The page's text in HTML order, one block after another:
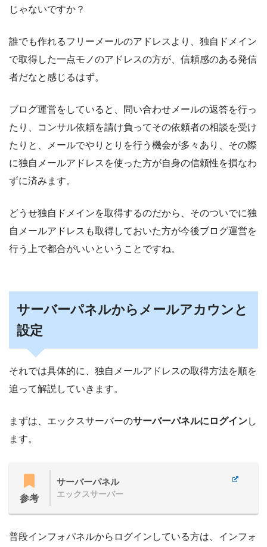
じゃないですか？
誰でも作れるフリーメールのアドレスより、独自ドメイン
で取得した一点モノのアドレスの方が、信頼感のある発信
者だなと感じるはず。
ブログ運営をしていると、問い合わせメールの返答を行っ
たり、コンサル依頼を請け負ってその依頼者の相談を受け
たりと、メールでやりとりを行う機会が多々あり、その際
に独自メールアドレスを使った方が自身の信頼性を損なわ
ずに済みます。
どうせ独自ドメインを取得するのだから、そのついでに独
自メールアドレスも取得しておいた方が今後ブログ運営を
行う上で都合がいいということですね。
サーバーパネルからメールアカウンと
設定
それでは具体的に、独自メールアドレスの取得方法を順を
追って解説していきます。
まずは、エックスサーバーのサーバーパネルにログインし
ます。
参考
サーバーパネル
エックスサーバー
普段インフォパネルからログインしている方は、インフォ